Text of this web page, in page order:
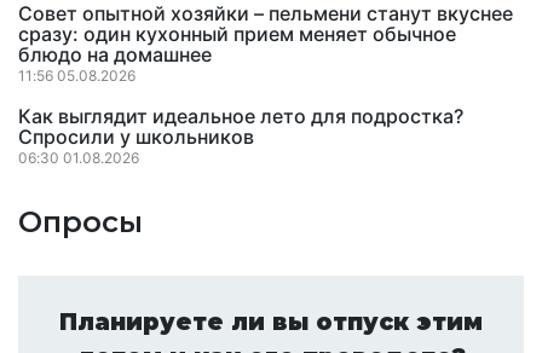
Совет опытной хозяйки – пельмени станут вкуснее
сразу: один кухонный прием меняет обычное
блюдо на домашнее
11:56 05.08.2026
Как выглядит идеальное лето для подростка?
Спросили у школьников
06:30 01.08.2026
Опросы
Планируете ли вы отпуск этим